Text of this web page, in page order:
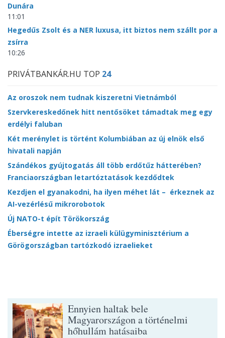
Dunára
11:01
Hegedűs Zsolt és a NER luxusa, itt biztos nem szállt por a
zsírra
10:26
PRIVÁTBANKÁR.HU TOP 24
Az oroszok nem tudnak kiszeretni Vietnámból
Szervkereskedőnek hitt nentősöket támadtak meg egy
erdélyi faluban
Két merénylet is történt Kolumbiában az új elnök első
hivatali napján
Szándékos gyújtogatás áll több erdőtűz hátterében?
Franciaországban letartóztatások kezdődtek
Kezdjen el gyanakodni, ha ilyen méhet lát – érkeznek az
AI-vezérlésű mikrorobotok
Új NATO-t épít Törökország
Éberségre intette az izraeli külügyminisztérium a
Görögországban tartózkodó izraelieket
Ennyien haltak bele
Magyarországon a történelmi
hőhullám hatásaiba